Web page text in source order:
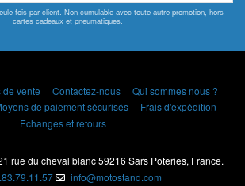
fois par client. Non cumulable avec toute autre promotion, hors
cartes cadeaux et pneumatiques.
vente Contactez-nous
Qui sommes nous ?
de paiement sécurisés
Frais d'expédition
Echanges et retours
rue du cheval blanc 59216 Sars Poteries, France.
info@motostand.com